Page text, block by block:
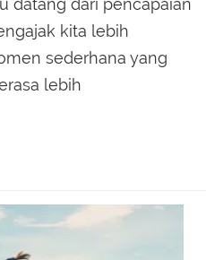
datang dari pencapaian
kita lebih
sederhana yang
lebih